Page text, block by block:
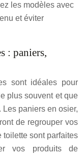
les modèles avec
et éviter
: paniers,
sont idéales pour
plus souvent et que
paniers en osier,
de regrouper vos
toilette sont parfaites
vos produits de